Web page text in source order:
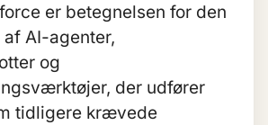
er betegnelsen for den
AI-agenter,
og
der udfører
tidligere krævede